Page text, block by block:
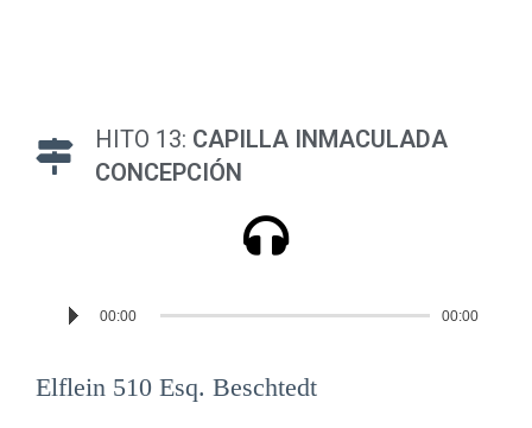
HITO 13: CAPILLA INMACULADA
CONCEPCIÓN
Reproductor
00:00 00:00
Elflein 510 Esq. Beschtedt